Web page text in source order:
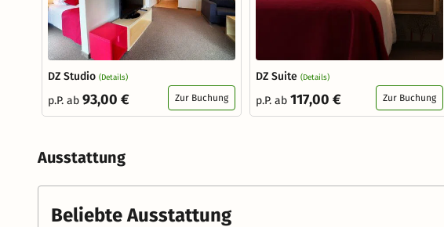
DZ Studio (Details)
p.P. ab 93,00 € Zur Buchung
DZ Suite (Details)
p.P. ab 117,00 € Zur Buchung
Ausstattung
Beliebte Ausstattung